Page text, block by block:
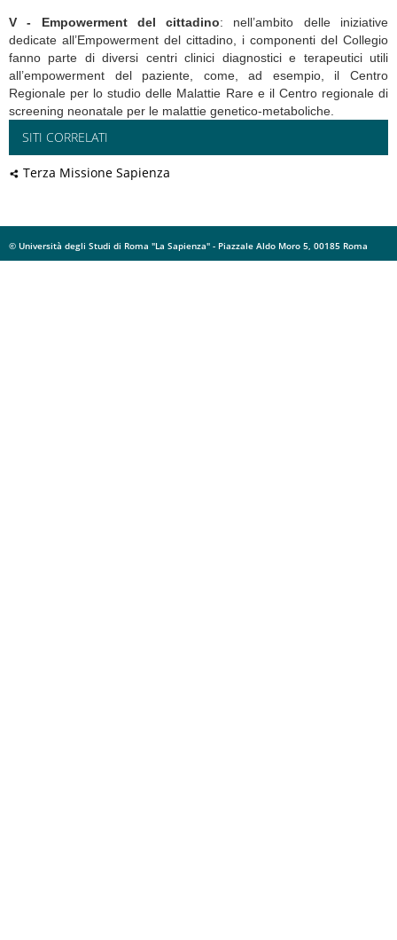
V - Empowerment del cittadino: nell’ambito delle iniziative
dedicate all’Empowerment del cittadino, i componenti del Collegio
fanno parte di diversi centri clinici diagnostici e terapeutici utili
all’empowerment del paziente, come, ad esempio, il Centro
Regionale per lo studio delle Malattie Rare e il Centro regionale di
screening neonatale per le malattie genetico-metaboliche.
SITI CORRELATI
Terza Missione Sapienza
© Università degli Studi di Roma "La Sapienza" - Piazzale Aldo Moro 5, 00185 Roma